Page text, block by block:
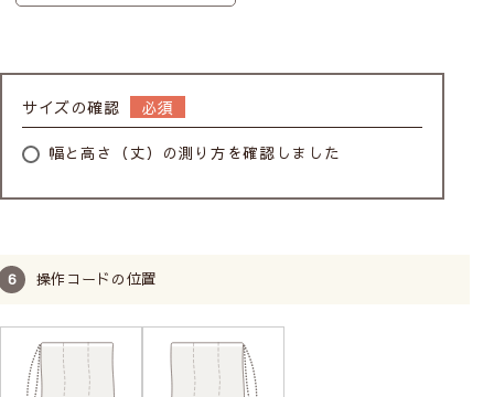
サイズの確認
幅と高さ（丈）の測り方を確認しました
操作コードの位置